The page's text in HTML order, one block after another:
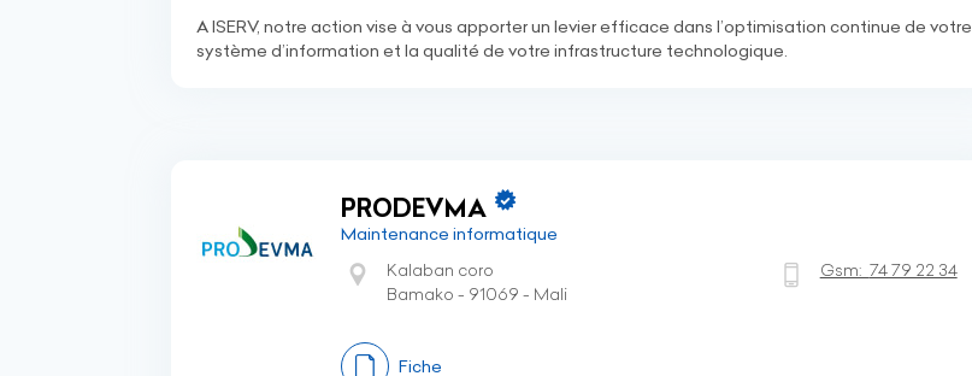
A ISERV, notre action vise à vous apporter un levier efficace dans l’optimisation continue de votre
système d’information et la qualité de votre infrastructure technologique.
PRODEVMA
Maintenance informatique
Kalaban coro
Bamako - 91069 - Mali
Gsm: 74 79 22 34
Fiche